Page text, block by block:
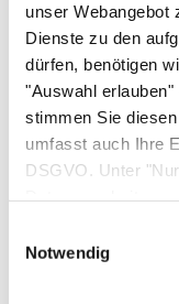
unser Webangebot
Dienste zu den
dürfen, benötigen
"Auswahl
stimmen Sie
umfasst auch Ihre
DSGVO. Unter
Notwendig
Vorsicht ist
Einnahme
die